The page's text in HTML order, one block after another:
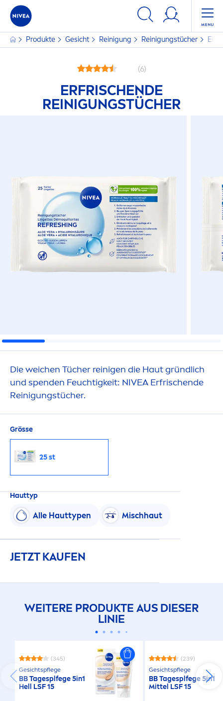
Produkte Gesicht Reinigung Reinigungstücher
(6)
ERFRISCHENDE
REINIGUNGSTÜCHER
Die weichen Tücher reinigen die Haut gründlich
und spenden Feuchtigkeit: NIVEA Erfrischende
Reinigungstücher.
Grösse
25 st
Hauttyp
Alle Hauttypen Mischhaut
JETZT KAUFEN
WEITERE PRODUKTE AUS DIESER
LINIE
(345)
Gesichtspflege
BB Tagesplfege 5in1
Hell LSF 15
(239)
Gesichtspflege
BB Tagesplfege 5in1
Mittel LSF 15